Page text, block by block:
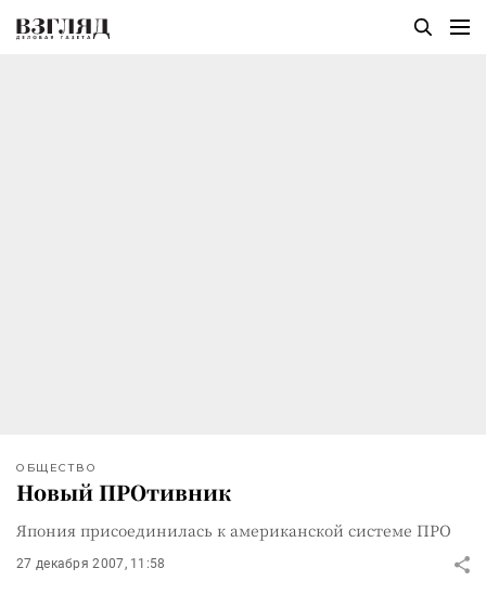
ОБЩЕСТВО
Новый ПРОтивник
Япония присоединилась к американской системе ПРО
27 декабря 2007, 11:58